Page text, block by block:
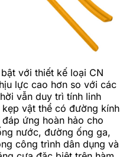
với thiết kế loại CN
lực cao hơn so với các
vẫn duy trì tính linh
vật thể có đường kính
ứng hoàn hảo cho
nước, đường ống ga,
công trình dân dụng và